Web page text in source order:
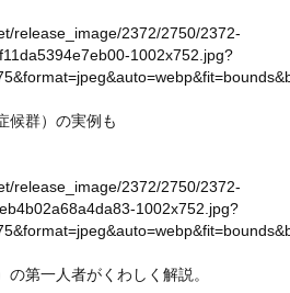
release_image/2372/2750/2372-
1002x752.jpg?
候群）の実例も
release_image/2372/2750/2372-
1002x752.jpg?
第一人者がくわしく解説。